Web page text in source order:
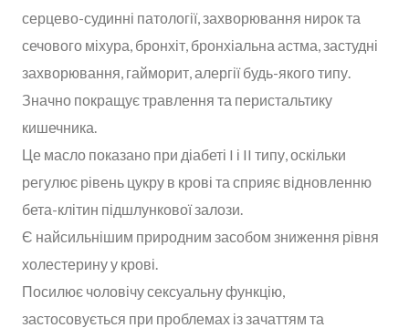
серцево-судинні патології, захворювання нирок та
сечового міхура, бронхіт, бронхіальна астма, застудні
захворювання, гайморит, алергії будь-якого типу.
Значно покращує травлення та перистальтику
кишечника.
Це масло показано при діабеті I і II типу, оскільки
регулює рівень цукру в крові та сприяє відновленню
бета-клітин підшлункової залози.
Є найсильнішим природним засобом зниження рівня
холестерину у крові.
Посилює чоловічу сексуальну функцію,
застосовується при проблемах із зачаттям та